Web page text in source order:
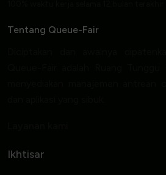
Tentang Queue-Fair
Ikhtisar